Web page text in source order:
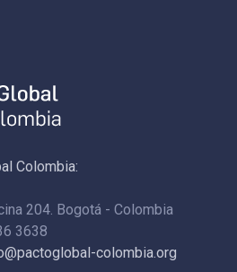
Colombia:
204. Bogotá - Colombia
3638
colombia.org